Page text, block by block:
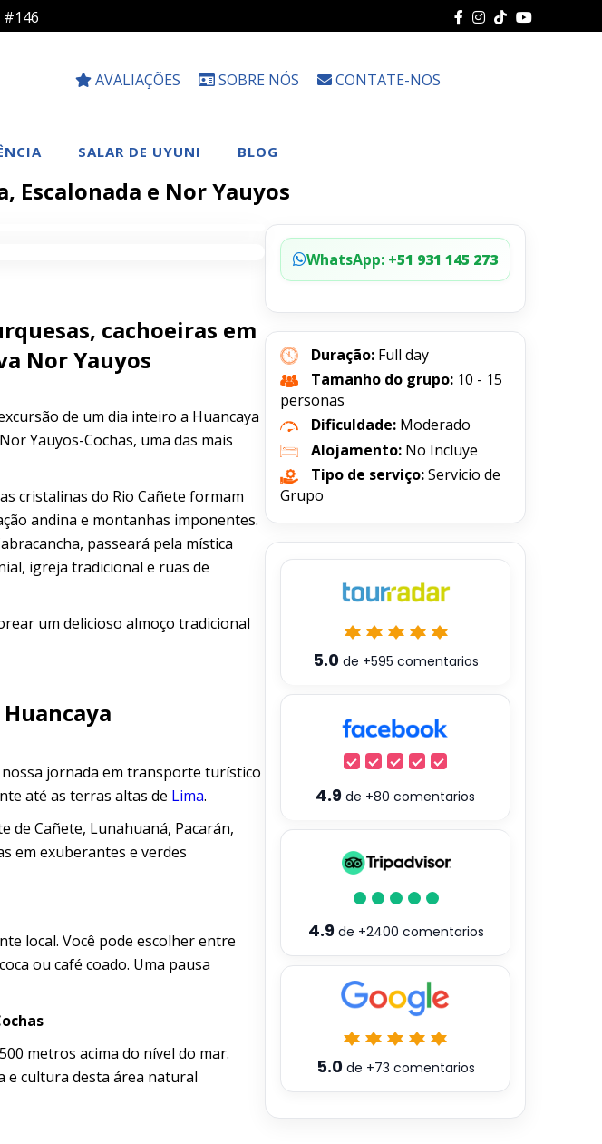
#146
AVALIAÇÕES SOBRE NÓS CONTATE-NOS
SALAR DE UYUNI BLOG
Escalonada e Nor Yauyos
cachoeiras em
Nor Yauyos
de um dia inteiro a Huancaya
Yauyos-Cochas, uma das mais
cristalinas do Rio Cañete formam
andina e montanhas imponentes.
passeará pela mística
igreja tradicional e ruas de
um delicioso almoço tradicional
jornada em transporte turístico
até as terras altas de Lima.
de Cañete, Lunahuaná, Pacarán,
em exuberantes e verdes
local. Você pode escolher entre
ou café coado. Uma pausa
metros acima do nível do mar.
e cultura desta área natural
WhatsApp: +51 931 145 273
Duração: Full day
Tamanho do grupo: 10 - 15
personas
Dificuldade: Moderado
Alojamento: No Incluye
Tipo de serviço:Servicio de
Grupo
5.0 de +595 comentarios
4.9 de +80 comentarios
4.9de +2400 comentarios
5.0de +73 comentarios